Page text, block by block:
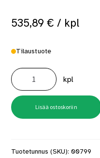
535,89 € / kpl
Tilaustuote
Kulmahiomakone
Expert
Exwx18v-
15s
Solo
L-
Boxx
määrä
kpl
Lisää ostoskoriin
Tuotetunnus (SKU): 00799